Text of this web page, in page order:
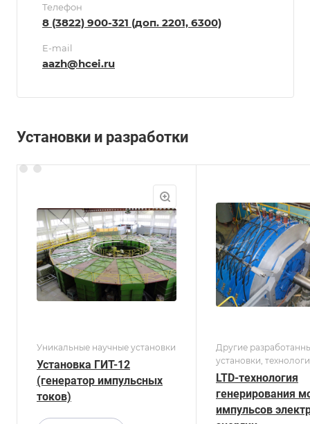
Телефон
8 (3822) 900-321 (доп. 2201, 6300)
E-mail
aazh@hcei.ru
Установки и разработки
Уникальные научные установки
Установка ГИТ-12
(генератор импульсных
токов)
Другие
установки,
устройства
LTD-технология
генерирования
импульсов